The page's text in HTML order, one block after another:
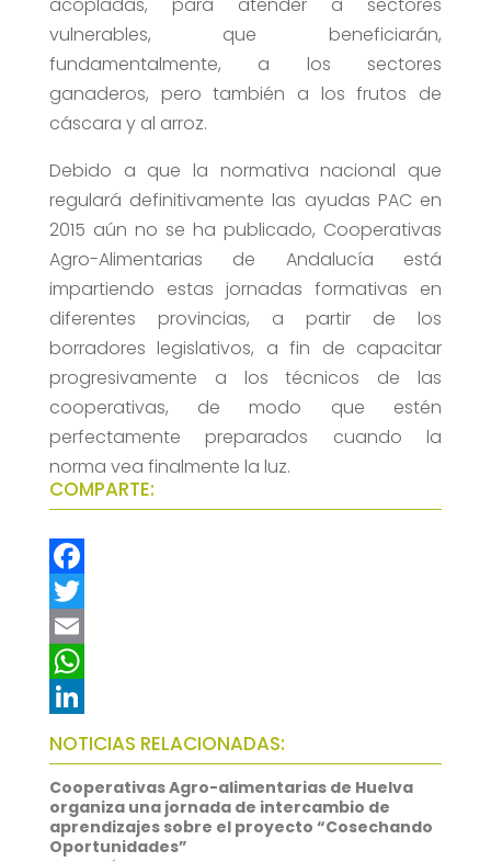
acopladas, para atender a sectores
vulnerables, que beneficiarán,
fundamentalmente, a los sectores
ganaderos, pero también a los frutos de
cáscara y al arroz.
Debido a que la normativa nacional que
regulará definitivamente las ayudas PAC en
2015 aún no se ha publicado, Cooperativas
Agro-Alimentarias de Andalucía está
impartiendo estas jornadas formativas en
diferentes provincias, a partir de los
borradores legislativos, a fin de capacitar
progresivamente a los técnicos de las
cooperativas, de modo que estén
perfectamente preparados cuando la
norma vea finalmente la luz.
COMPARTE:
F
a
c
e
b
o
o
k
T
w
t
t
e
r
E
m
a
i
l
W
h
a
t
s
L
i
n
k
NOTICIAS RELACIONADAS:
Cooperativas Agro-alimentarias de Huelva
organiza una jornada de intercambio de
aprendizajes sobre el proyecto “Cosechando
Oportunidades”